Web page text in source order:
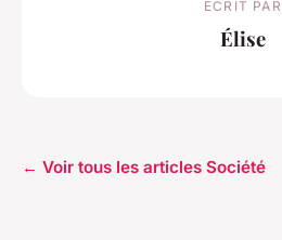
ECRIT PAR
Élise
← Voir tous les articles Société